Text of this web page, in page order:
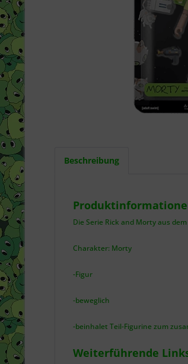
Beschreibung
Die Serie Rick and Morty aus
Charakter: Morty
-Figur
-beweglich
-beinhalet Teil-Figurine zum
Weiterführende